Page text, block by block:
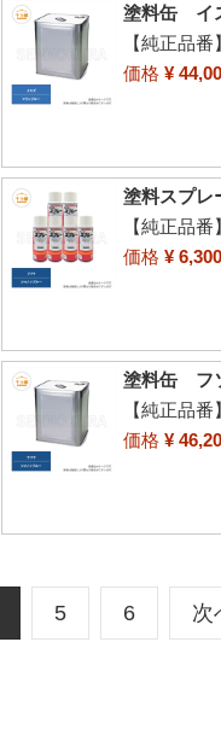
塗料缶 イ
【純正品番】
価格 ¥
塗料スプ
【純正品番】
価格 ¥ 6,300
塗料缶 フ
【純正品番】
価格 ¥
5 6 次